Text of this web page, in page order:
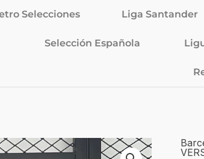
Selecciones Liga Santander
Selección Española